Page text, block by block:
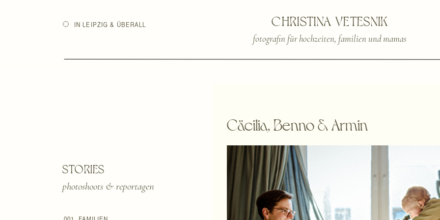
CHRISTINA VETESNIK
IN LEIPZIG & ÜBERALL
fotografin für hochzeiten, familien und mamas
photoshoots & reportagen
STORIES